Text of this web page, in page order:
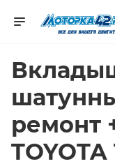
ремонт
TOYOTA